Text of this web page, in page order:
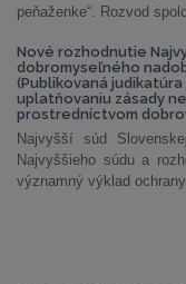
peňaženke“. Rozvod
Nové rozhodnutie
dobromyseľného
(Publikovaná
uplatňovaniu zásady
prostredníctvom
Najvyšší súd
Najvyššieho súdu a
významný výklad